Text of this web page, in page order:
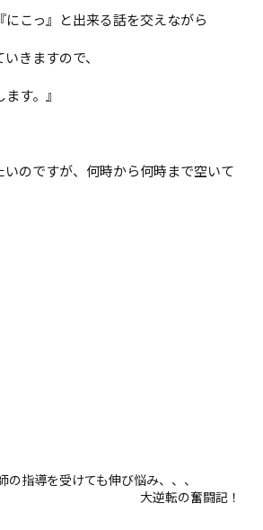
にこっ』と出来る話を交えながら
きますので、
す。』
いのですが、何時から何時まで空いて
の指導を受けても伸び悩み、、、
大逆転の奮闘記！